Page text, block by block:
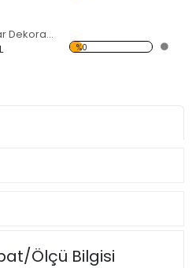
Küçük Canavar Dekoratif Kırılmaz Ayna
%0
Ölçü Bilgisi